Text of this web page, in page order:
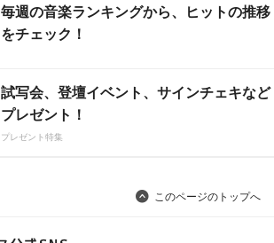
毎週の音楽ランキングから、ヒットの推移
をチェック！
試写会、登壇イベント、サインチェキなど
プレゼント！
プレゼント特集
このページのトップへ